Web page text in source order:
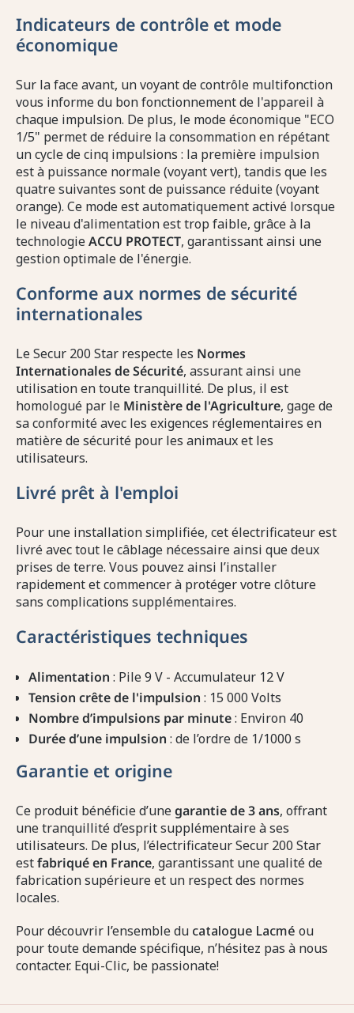
Indicateurs de contrôle et mode
économique
Sur la face avant, un voyant de contrôle multifonction
vous informe du bon fonctionnement de l'appareil à
chaque impulsion. De plus, le mode économique "ECO
1/5" permet de réduire la consommation en répétant
un cycle de cinq impulsions : la première impulsion
est à puissance normale (voyant vert), tandis que les
quatre suivantes sont de puissance réduite (voyant
orange). Ce mode est automatiquement activé lorsque
le niveau d'alimentation est trop faible, grâce à la
technologieACCU PROTECT, garantissant ainsi une
gestion optimale de l'énergie.
Conforme aux normes de sécurité
internationales
Le Secur 200 Star respecte les Normes
Internationales de Sécurité, assurant ainsi une
utilisation en toute tranquillité. De plus, il est
homologué par le Ministère de l'Agriculture, gage de
sa conformité avec les exigences réglementaires en
matière de sécurité pour les animaux et les
utilisateurs.
Livré prêt à l'emploi
Pour une installation simplifiée, cet électrificateur est
livré avec tout le câblage nécessaire ainsi que deux
prises de terre. Vous pouvez ainsi l’installer
rapidement et commencer à protéger votre clôture
sans complications supplémentaires.
Caractéristiques techniques
Alimentation : Pile 9 V - Accumulateur 12 V
Tension crête de l'impulsion : 15 000 Volts
Nombre d’impulsions par minute: Environ 40
Durée d’une impulsion : de l’ordre de 1/1000 s
Garantie et origine
Ce produit bénéficie d’unegarantie de 3 ans, offrant
une tranquillité d’esprit supplémentaire à ses
utilisateurs. De plus, l’électrificateur Secur 200 Star
estfabriqué en France, garantissant une qualité de
fabrication supérieure et un respect des normes
locales.
Pour découvrir l’ensemble du catalogue Lacmé ou
pour toute demande spécifique, n’hésitez pas à nous
contacter. Equi-Clic, be passionate!